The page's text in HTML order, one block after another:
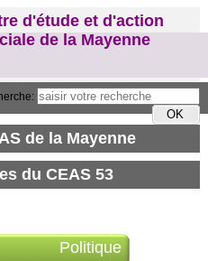
d'étude et d'action
de la Mayenne
Politique